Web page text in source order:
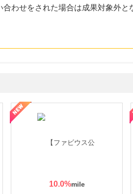
わせをされた場合は成果対象外と
10.0%
ハミングウォーター【販売代理店】